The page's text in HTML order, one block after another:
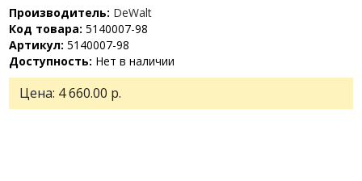
Производитель: DeWalt
Код товара: 5140007-98
Артикул: 5140007-98
Доступность: Нет в наличии
Цена: 4 660.00 р.